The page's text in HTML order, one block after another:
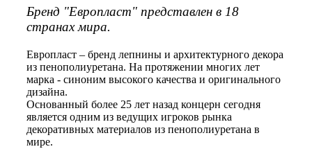
Бренд "Европласт" представлен в 18
странах мира.
Европласт – бренд лепнины и архитектурного декора
из пенополиуретана. На протяжении многих лет
марка - синоним высокого качества и оригинального
дизайна.
Основанный более 25 лет назад концерн сегодня
является одним из ведущих игроков рынка
декоративных материалов из пенополиуретана в
мире.